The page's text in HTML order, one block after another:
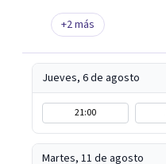
+2más
Jueves, 6 de agosto
21:00
Martes, 11 de agosto